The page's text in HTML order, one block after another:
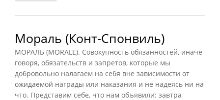
Мораль (Конт-Спонвиль)
МОРАЛЬ (MORALE). Совокупность обязанностей, иначе
говоря, обязательств и запретов, которые мы
добровольно налагаем на себя вне зависимости от
ожидаемой награды или наказания и не надеясь ни на
что. Представим себе, что нам объявили: завтра